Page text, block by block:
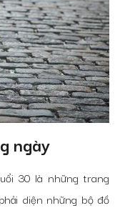
ngày
30 là những trang
diện những bộ đồ